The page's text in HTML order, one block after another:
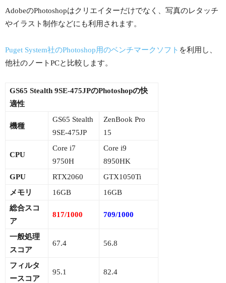
AdobeのPhotoshopはクリエイターだけでなく、写真のレタッチ
やイラスト制作などにも利用されます。
Puget System社のPhotoshop用のベンチマークソフト を利用し、
他社のノートPCと比較します。
GS65 Stealth 9SE-475JPのPhotoshopの快
適性
機種
GS65 Stealth
9SE-475JP
ZenBook Pro
15
CPU
Core i7
9750H
Core i9
8950HK
GPU
RTX2060
GTX1050Ti
メモリ
16GB
16GB
総合スコ
ア
817/1000 709/1000
一般処理
スコア
67.4 56.8
フィルタ
ースコア
95.1 82.4